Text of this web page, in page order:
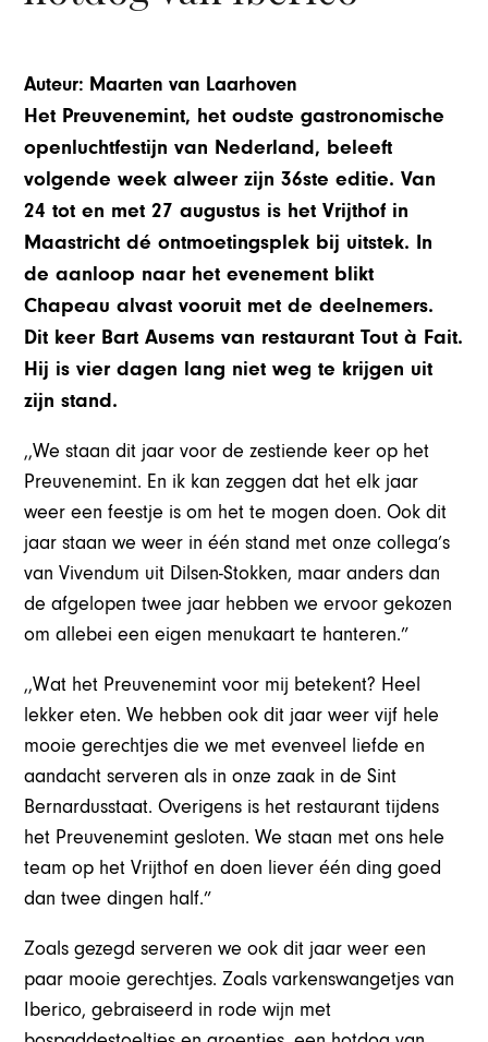
Auteur: Maarten van Laarhoven
Het Preuvenemint, het oudste gastronomische
openluchtfestijn van Nederland, beleeft
volgende week alweer zijn 36ste editie. Van
24 tot en met 27 augustus is het Vrijthof in
Maastricht dé ontmoetingsplek bij uitstek. In
de aanloop naar het evenement blikt
Chapeau alvast vooruit met de deelnemers.
Dit keer Bart Ausems van restaurant Tout à Fait.
Hij is vier dagen lang niet weg te krijgen uit
zijn stand.
,,We staan dit jaar voor de zestiende keer op het
Preuvenemint. En ik kan zeggen dat het elk jaar
weer een feestje is om het te mogen doen. Ook dit
jaar staan we weer in één stand met onze collega’s
van Vivendum uit Dilsen-Stokken, maar anders dan
de afgelopen twee jaar hebben we ervoor gekozen
om allebei een eigen menukaart te hanteren.”
,,Wat het Preuvenemint voor mij betekent? Heel
lekker eten. We hebben ook dit jaar weer vijf hele
mooie gerechtjes die we met evenveel liefde en
aandacht serveren als in onze zaak in de Sint
Bernardusstaat. Overigens is het restaurant tijdens
het Preuvenemint gesloten. We staan met ons hele
team op het Vrijthof en doen liever één ding goed
dan twee dingen half.”
Zoals gezegd serveren we ook dit jaar weer een
paar mooie gerechtjes. Zoals varkenswangetjes van
Iberico, gebraiseerd in rode wijn met